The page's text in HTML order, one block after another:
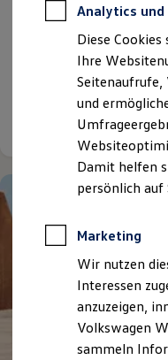
Behörden
Anpfiff zum
Elektromobilität
Elektroautos
ID.
ID.
Reichweite
Laden
Laden
Batterie
Sicherheit
Der neue ID.
Ab 229,00 €mtl. leasen
Monate Laufzeit |
Details ansehen
Analytics und
Diese
Ihre
Seitenaufrufe,
und
Damit helfen
persönlich auf
Marketing
Wir nutzen
Interessen
anzuzeigen,
Volkswagen
sammeln